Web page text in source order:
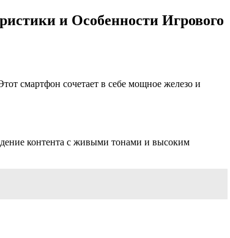
и Особенности Игрового
смартфон сочетает в себе мощное железо и
контента с живыми тонами и высоким